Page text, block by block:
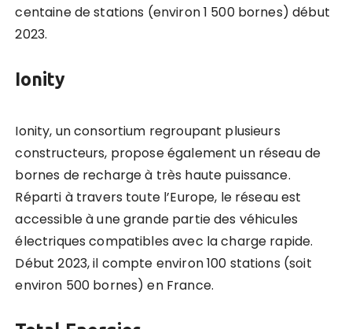
centaine de stations (environ 1 500 bornes) début
2023.
Ionity
Ionity, un consortium regroupant plusieurs
constructeurs, propose également un réseau de
bornes de recharge à très haute puissance.
Réparti à travers toute l’Europe, le réseau est
accessible à une grande partie des véhicules
électriques compatibles avec la charge rapide.
Début 2023, il compte environ 100 stations (soit
environ 500 bornes) en France.